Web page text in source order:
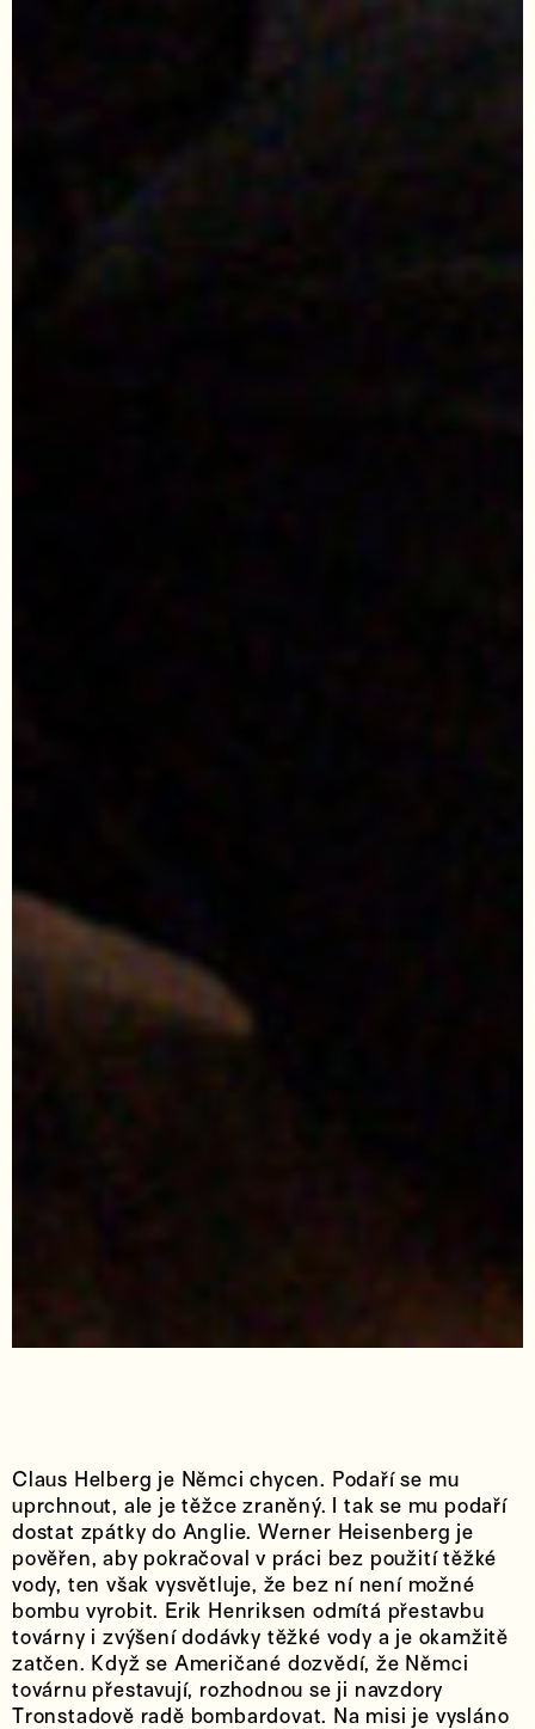
Claus Helberg je Němci chycen. Podaří se mu
uprchnout, ale je těžce zraněný. I tak se mu podaří
dostat zpátky do Anglie. Werner Heisenberg je
pověřen, aby pokračoval v práci bez použití těžké
vody, ten však vysvětluje, že bez ní není možné
bombu vyrobit. Erik Henriksen odmítá přestavbu
továrny i zvýšení dodávky těžké vody a je okamžitě
zatčen. Když se Američané dozvědí, že Němci
továrnu přestavují, rozhodnou se ji navzdory
Tronstadově radě bombardovat. Na misi je vysláno